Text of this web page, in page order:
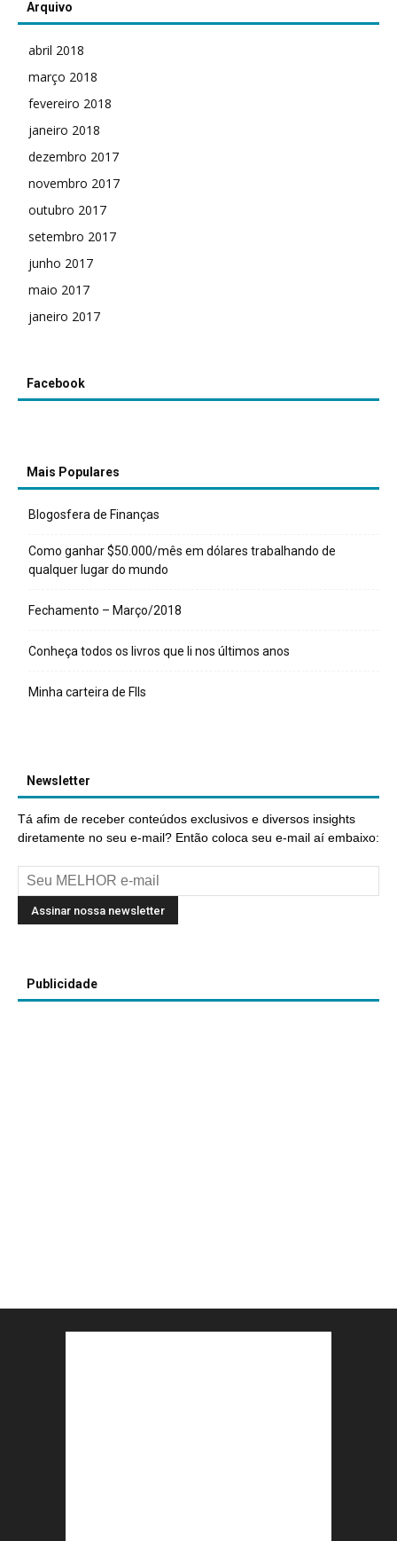
Arquivo
abril 2018
março 2018
fevereiro 2018
janeiro 2018
dezembro 2017
novembro 2017
outubro 2017
setembro 2017
junho 2017
maio 2017
janeiro 2017
Facebook
Mais Populares
Blogosfera de Finanças
Como ganhar $50.000/mês em dólares trabalhando de
qualquer lugar do mundo
Fechamento – Março/2018
Conheça todos os livros que li nos últimos anos
Minha carteira de FIIs
Newsletter
Tá afim de receber conteúdos exclusivos e diversos insights
diretamente no seu e-mail? Então coloca seu e-mail aí embaixo:
Publicidade